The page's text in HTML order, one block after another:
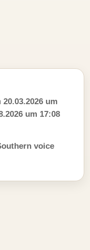
20.03.2026 um
um 17:08
voice